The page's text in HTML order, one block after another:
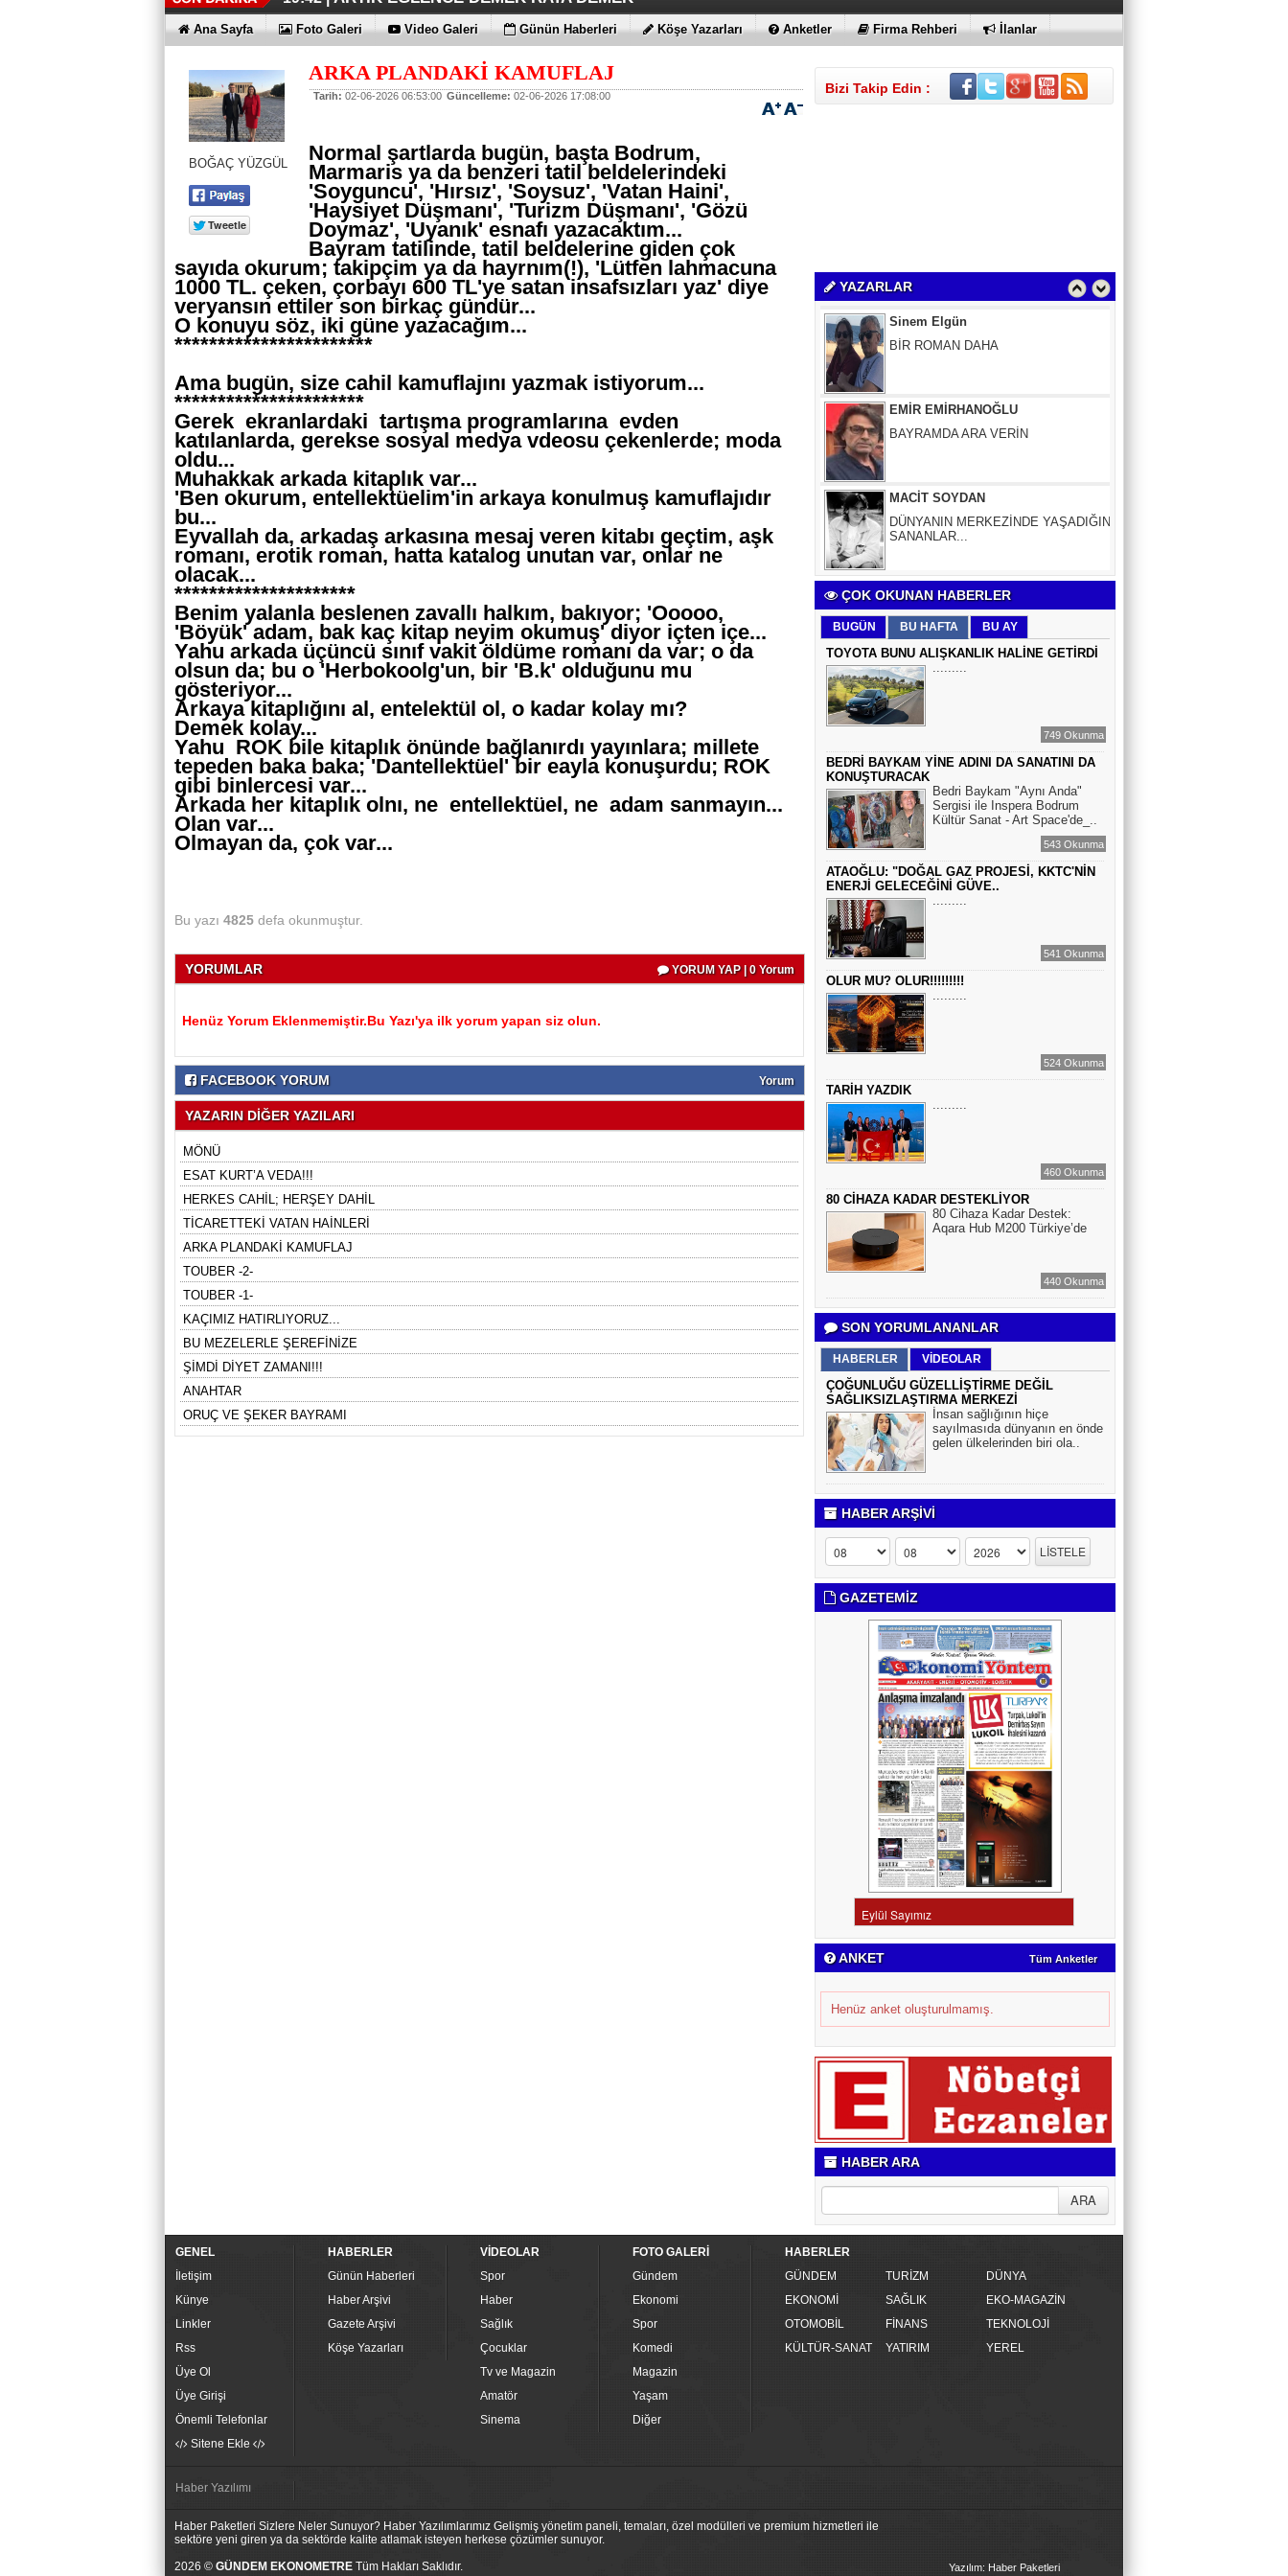
19:38 |İŞTE OYAK ÇİMENTO FARKI
19:36 |HER YÖNÜYLE MAXİMUM
19:30 |ÜÇÜNCÜ KEZ BULUTLARIN FATİHİ İLAN EDİLDİLER
19:27 |HOMEPORT STRATEJİSİ MİLYONLARCA DOLARLIK EKONOMİK KATKI
SAĞLIYOR
07:09 |İŞTE O 500
Ana Sayfa Foto Galeri Video Galeri Günün Haberleri Köşe Yazarları Anketler Firma Rehberi İlanlar
BOĞAÇ YÜZGÜL
ARKA PLANDAKİ KAMUFLAJ
Tarih: 02-06-2026 06:53:00 Güncelleme: 02-06-2026 17:08:00
Normal şartlarda bugün, başta Bodrum,
Marmaris ya da benzeri tatil beldelerindeki
'Soyguncu', 'Hırsız', 'Soysuz', 'Vatan Haini',
'Haysiyet Düşmanı', 'Turizm Düşmanı', 'Gözü
Doymaz', 'Uyanık' esnafı yazacaktım...
Bayram tatilinde, tatil beldelerine giden çok
sayıda okurum; takipçim ya da hayrnım(!), 'Lütfen lahmacuna
1000 TL. çeken, çorbayı 600 TL'ye satan insafsızları yaz' diye
veryansın ettiler son birkaç gündür...
O konuyu söz, iki güne yazacağım...
***********************
Ama bugün, size cahil kamuflajını yazmak istiyorum...
**********************
Gerek ekranlardaki tartışma programlarına evden
katılanlarda, gerekse sosyal medya vdeosu çekenlerde; moda
oldu...
Muhakkak arkada kitaplık var...
'Ben okurum, entellektüelim'in arkaya konulmuş kamuflajıdır
bu...
Eyvallah da, arkadaş arkasına mesaj veren kitabı geçtim, aşk
romanı, erotik roman, hatta katalog unutan var, onlar ne
olacak...
*********************
Benim yalanla beslenen zavallı halkım, bakıyor; 'Ooooo,
'Böyük' adam, bak kaç kitap neyim okumuş' diyor içten içe...
Yahu arkada üçüncü sınıf vakit öldüme romanı da var; o da
olsun da; bu o 'Herbokoolg'un, bir 'B.k' olduğunu mu
gösteriyor...
Arkaya kitaplığını al, entelektül ol, o kadar kolay mı?
Demek kolay...
Yahu ROK bile kitaplık önünde bağlanırdı yayınlara; millete
tepeden baka baka; 'Dantellektüel' bir eayla konuşurdu; ROK
gibi binlercesi var...
Arkada her kitaplık olnı, ne entellektüel, ne adam sanmayın...
Olan var...
Olmayan da, çok var...
Bu yazı 4825 defa okunmuştur.
YORUMLAR YORUM YAP | 0 Yorum
Henüz Yorum Eklenmemiştir.Bu Yazı'ya ilk yorum yapan siz olun.
FACEBOOK YORUM Yorum
YAZARIN DİĞER YAZILARI
MÖNÜ
ESAT KURT’A VEDA!!!
HERKES CAHİL; HERŞEY DAHİL
TİCARETTEKİ VATAN HAİNLERİ
ARKA PLANDAKİ KAMUFLAJ
TOUBER -2-
TOUBER -1-
KAÇIMIZ HATIRLIYORUZ...
BU MEZELERLE ŞEREFİNİZE
ŞİMDİ DİYET ZAMANI!!!
ANAHTAR
ORUÇ VE ŞEKER BAYRAMI
Bizi Takip Edin :
YAZARLAR
EMİR EMİRHANOĞLU
FORO KÜLTÜRÜNÜN TRİBÜN
BOĞAÇ YÜZGÜL
TURİZM VE EĞİTİM
Mr.Hiko...
KORKU VE ŞÜPHE
DÜŞMANLARINIZDIR...
Çiğdem Yorgancıoğlu
İkilikli ve İkircikli Tabiat Diyalektiğinde
Mobius Spiral Mucizeler, Akış ve Doğa
Döngüsünün Bilgeliği...
Sinem Elgün
BİR ROMAN DAHA
EMİR EMİRHANOĞLU
BAYRAMDA ARA VERİN
MACİT SOYDAN
DÜNYANIN MERKEZİNDE YAŞADIĞINI
ÇOK OKUNAN HABERLER
BUGÜN BU HAFTA BU AY
TOYOTA BUNU ALIŞKANLIK HALİNE GETİRDİ
.........
749 Okunma
BEDRİ BAYKAM YİNE ADINI DA SANATINI DA
KONUŞTURACAK
Bedri Baykam "Aynı Anda"
Sergisi ile Inspera Bodrum
Kültür Sanat - Art Space'de_..
543 Okunma
ATAOĞLU: "DOĞAL GAZ PROJESİ, KKTC'NİN
ENERJİ GELECEĞİNİ GÜVE..
.........
541 Okunma
OLUR MU? OLUR!!!!!!!!!
.........
524 Okunma
TARİH YAZDIK
.........
460 Okunma
80 CİHAZA KADAR DESTEKLİYOR
80 Cihaza Kadar Destek:
Aqara Hub M200 Türkiye’de
440 Okunma
SON YORUMLANANLAR
HABERLER VİDEOLAR
ÇOĞUNLUĞU GÜZELLİŞTİRME DEĞİL
SAĞLIKSIZLAŞTIRMA MERKEZİ
İnsan sağlığının hiçe
sayılmasıda dünyanın en önde
gelen ülkelerinden biri ola..
HABER ARŞİVİ
GAZETEMİZ
ANKET Tüm Anketler
Henüz anket oluşturulmamış.
HABER ARA
GENEL
İletişim
Künye
Linkler
Rss
Üye Ol
Üye Girişi
Önemli Telefonlar
Sitene Ekle
HABERLER
Günün Haberleri
Haber Arşivi
Gazete Arşivi
Köşe Yazarları
VİDEOLAR
Spor
Haber
Sağlık
Çocuklar
Tv ve Magazin
Amatör
Sinema
FOTO GALERİ
Gündem
Ekonomi
Spor
Komedi
Magazin
Yaşam
Diğer
HABERLER
GÜNDEM
TURİZM
DÜNYA
EKONOMİ
SAĞLIK
EKO-MAGAZİN
OTOMOBİL
FİNANS
TEKNOLOJİ
KÜLTÜR-SANAT
YATIRIM YEREL
Haber Yazılımı
Haber Paketleri Sizlere Neler Sunuyor? Haber Yazılımlarımız Gelişmiş yönetim paneli, temaları, özel modülleri ve premium hizmetleri ile
sektöre yeni giren ya da sektörde kalite atlamak isteyen herkese çözümler sunuyor.
2026 © GÜNDEM EKONOMETRE Tüm Hakları Saklıdır. Yazılım: Haber Paketleri